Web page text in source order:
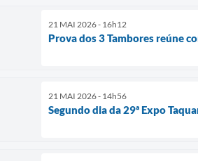
21 MAI 2026 - 16h12
Prova dos 3 Tambores reúne
21 MAI 2026 - 14h56
Segundo dia da 29ª Expo